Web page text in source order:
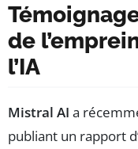
de
l’IA
Mistral AI a
publiant un rapport